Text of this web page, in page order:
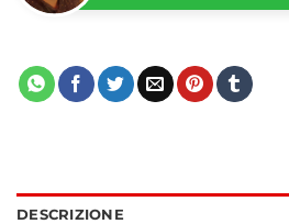
DESCRIZIONE